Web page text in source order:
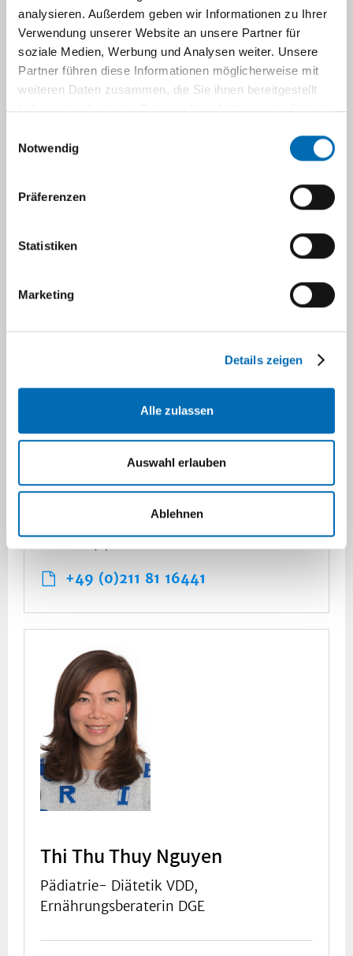
analysieren. Außerdem geben wir Informationen zu Ihrer
Verwendung unserer Website an unsere Partner für
soziale Medien, Werbung und Analysen weiter. Unsere
Partner führen diese Informationen möglicherweise mit
weiteren Daten zusammen, die Sie ihnen bereitgestellt
haben oder die sie im Rahmen Ihrer Nutzung der Dienste
Notwendig
Präferenzen
Statistiken
Marketing
Details zeigen
Alle zulassen
Auswahl erlauben
Ablehnen
Susanne.Weiß@med.uni-
duesseldorf.de
Anne-Kathrin Neugebauer
Gastroenterologische Diätetik VDD
duesseldorf.de
+49 (0)211 81 17712
+49 (0)211 81 16441
Thi Thu Thuy Nguyen
Pädiatrie- Diätetik VDD,
Ernährungsberaterin DGE